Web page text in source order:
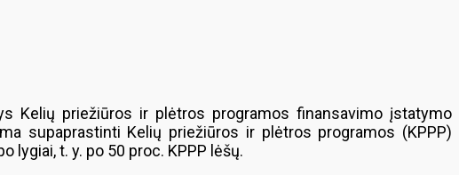
Kelių priežiūros ir plėtros programos finansavimo įstatymo
supaprastinti Kelių priežiūros ir plėtros programos (KPPP)
t. y. po 50 proc. KPPP lėšų.